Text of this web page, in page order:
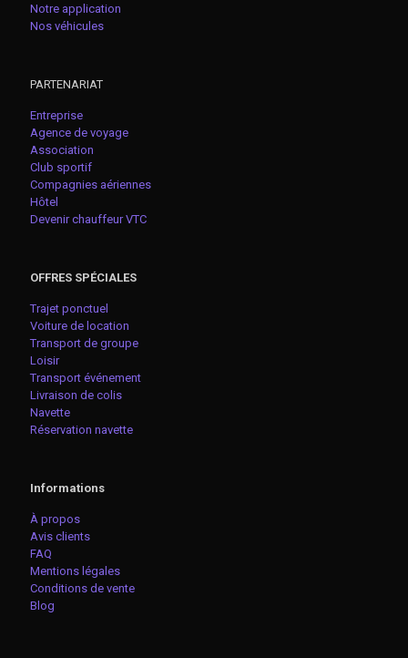
Notre application
Nos véhicules
PARTENARIAT
Entreprise
Agence de voyage
Association
Club sportif
Compagnies aériennes
Hôtel
Devenir chauffeur VTC
OFFRES SPÉCIALES
Trajet ponctuel
Voiture de location
Transport de groupe
Loisir
Transport événement
Livraison de colis
Navette
Réservation navette
Informations
À propos
Avis clients
FAQ
Mentions légales
Conditions de vente
Blog